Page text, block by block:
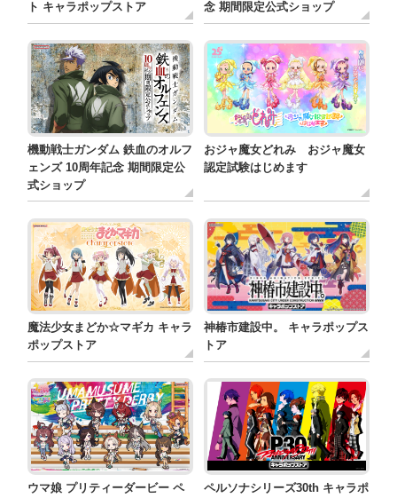
ト キャラポップストア
念 期間限定公式ショップ
機動戦士ガンダム 鉄血のオルフ
ェンズ 10周年記念 期間限定公
式ショップ
おジャ魔女どれみ おジャ魔女
認定試験はじめます
魔法少女まどか☆マギカ キャラ
ポップストア
神椿市建設中。 キャラポップス
トア
ウマ娘 プリティーダービー ペ
ペルソナシリーズ30th キャラポ